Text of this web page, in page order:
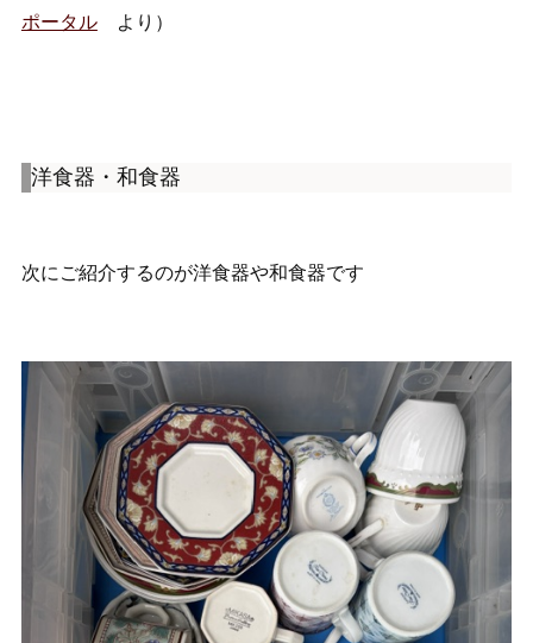
ポータルより）
洋食器・和食器
次にご紹介するのが洋食器や和食器です